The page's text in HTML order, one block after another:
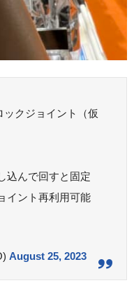
ックジョイント（仮
込んで回すと固定
イント再利用可能
August 25, 2023